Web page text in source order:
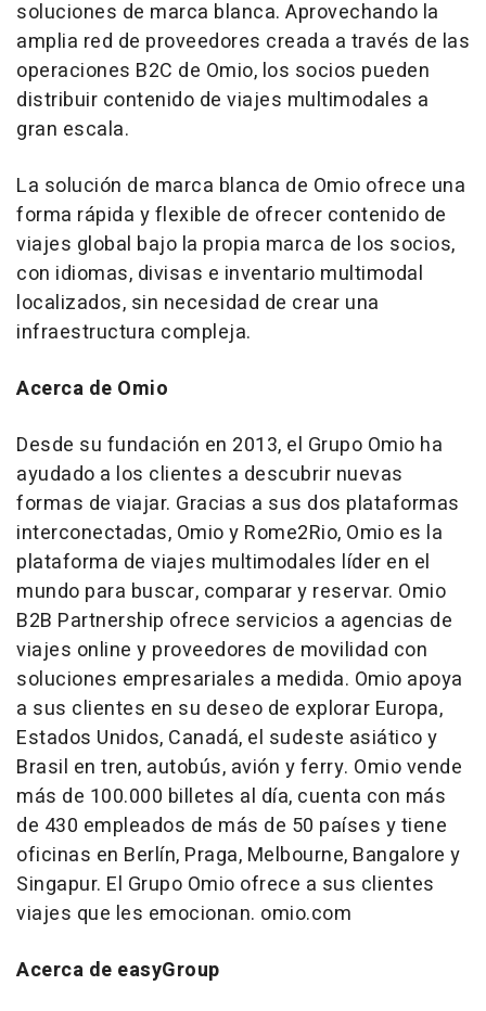
soluciones de marca blanca. Aprovechando la
amplia red de proveedores creada a través de las
operaciones B2C de Omio, los socios pueden
distribuir contenido de viajes multimodales a
gran escala.
La solución de marca blanca de Omio ofrece una
forma rápida y flexible de ofrecer contenido de
viajes global bajo la propia marca de los socios,
con idiomas, divisas e inventario multimodal
localizados, sin necesidad de crear una
infraestructura compleja.
Acerca de Omio
Desde su fundación en 2013, el Grupo Omio ha
ayudado a los clientes a descubrir nuevas
formas de viajar. Gracias a sus dos plataformas
interconectadas, Omio y Rome2Rio, Omio es la
plataforma de viajes multimodales líder en el
mundo para buscar, comparar y reservar. Omio
B2B Partnership ofrece servicios a agencias de
viajes online y proveedores de movilidad con
soluciones empresariales a medida. Omio apoya
a sus clientes en su deseo de explorar Europa,
Estados Unidos, Canadá, el sudeste asiático y
Brasil en tren, autobús, avión y ferry. Omio vende
más de 100.000 billetes al día, cuenta con más
de 430 empleados de más de 50 países y tiene
oficinas en Berlín, Praga, Melbourne, Bangalore y
Singapur. El Grupo Omio ofrece a sus clientes
viajes que les emocionan. omio.com
Acerca de easyGroup